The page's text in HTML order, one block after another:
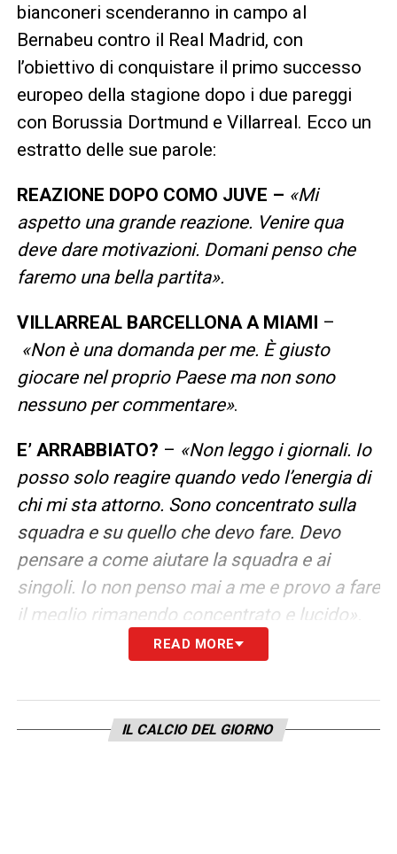
bianconeri scenderanno in campo al
Bernabeu contro il Real Madrid, con
l’obiettivo di conquistare il primo successo
europeo della stagione dopo i due pareggi
con Borussia Dortmund e Villarreal. Ecco un
estratto delle sue parole:
REAZIONE DOPO COMO JUVE – «Mi
aspetto una grande reazione. Venire qua
deve dare motivazioni. Domani penso che
faremo una bella partita».
VILLARREAL BARCELLONA A MIAMI –
«Non è una domanda per me. È giusto
giocare nel proprio Paese ma non sono
nessuno per commentare».
E’ ARRABBIATO? – «Non leggo i giornali. Io
posso solo reagire quando vedo l’energia di
chi mi sta attorno. Sono concentrato sulla
squadra e su quello che devo fare. Devo
pensare a come aiutare la squadra e ai
singoli. Io non penso mai a me e provo a fare
il meglio rimanendo concentrato e lucido».
«Purtroppo si è fatto male, sta
possa tornare a correre».
READ MORE
IL CALCIO DEL GIORNO